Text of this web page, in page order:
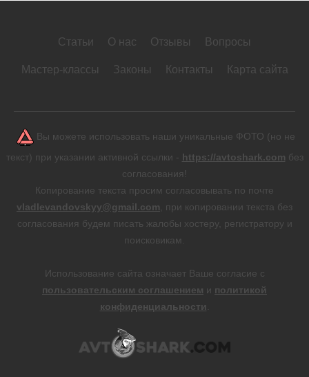
Статьи О нас Отзывы Вопросы
Мастер-классы Законы Контакты Карта сайта
Вы можете использовать наши уникальные ФОТО (но не
текст) при указании активной ссылки - https://avtoshark.com без
согласования!
Копирование текста просим согласовывать по почте
vladlevandovskyy@gmail.com , при копировании текста без
согласования будем писать жалобы хостеру, регистратору и
поисковикам.
Использование сайта означает Ваше согласие с
пользовательским соглашением и политикой
конфиденциальности